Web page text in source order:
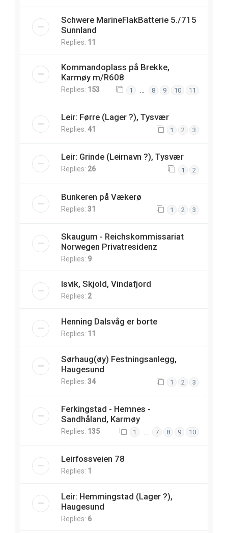
Schwere MarineFlakBatterie 5./715
Sunnland
Replies: 11
Kommandoplass på Brekke,
Karmøy m/R608
Replies: 153 1 … 8 9 10 11
Leir: Førre (Lager ?), Tysvær
Replies: 41 1 2 3
Leir: Grinde (Leirnavn ?), Tysvær
Replies: 26 1 2
Bunkeren på Vækerø
Replies: 31 1 2 3
Skaugum - Reichskommissariat
Norwegen Privatresidenz
Replies: 9
Isvik, Skjold, Vindafjord
Replies: 2
Henning Dalsvåg er borte
Replies: 11
Sørhaug(øy) Festningsanlegg,
Haugesund
Replies: 34 1 2 3
Ferkingstad - Hemnes -
Sandhåland, Karmøy
Replies: 135 1 … 7 8 9 10
Leirfossveien 78
Replies: 1
Leir: Hemmingstad (Lager ?),
Haugesund
Replies: 6